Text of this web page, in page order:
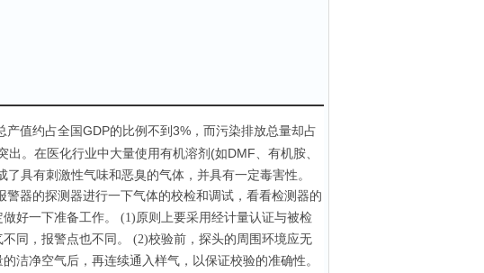
产值约占全国GDP的比例不到3%，而污染排放总量却占
。在医化行业中大量使用有机溶剂(如DMF、有机胺、
具有刺激性气味和恶臭的气体，并具有一定毒害性。
警器的探测器进行一下气体的校检和调试，看看检测器的
好一下准备工作。 (1)原则上要采用经计量认证与被检
同，报警点也不同。 (2)校验前，探头的周围环境应无
洁净空气后，再连续通入样气，以保证校验的准确性。